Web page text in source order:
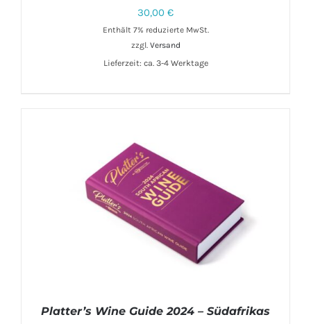
30,00 €
Enthält 7% reduzierte MwSt.
zzgl. Versand
Lieferzeit: ca. 3-4 Werktage
Platter’s Wine Guide 2024 – Südafrikas